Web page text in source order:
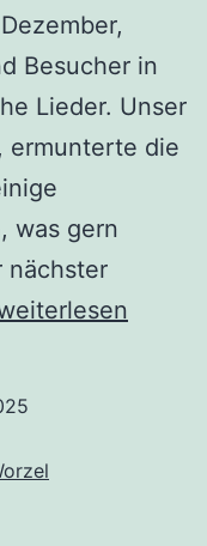
Besucher in
Lieder. Unser
ermunterte die
was gern
nächster